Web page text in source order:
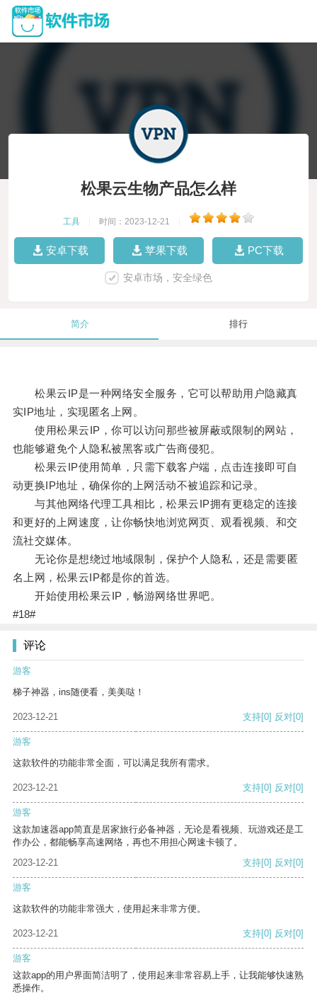
松果云生物产品怎么样
工具 时间：2023-12-21
安卓下载 苹果下载 PC下载
安卓市场，安全绿色
简介 排行
松果云IP是一种网络安全服务，它可以帮助用户隐藏真
实IP地址，实现匿名上网。
使用松果云IP，你可以访问那些被屏蔽或限制的网站，
也能够避免个人隐私被黑客或广告商侵犯。
松果云IP使用简单，只需下载客户端，点击连接即可自
动更换IP地址，确保你的上网活动不被追踪和记录。
与其他网络代理工具相比，松果云IP拥有更稳定的连接
和更好的上网速度，让你畅快地浏览网页、观看视频、和交
流社交媒体。
无论你是想绕过地域限制，保护个人隐私，还是需要匿
名上网，松果云IP都是你的首选。
开始使用松果云IP，畅游网络世界吧。
#18#
评论
游客
梯子神器，ins随便看，美美哒！
2023-12-21 支持[0] 反对[0]
游客
这款软件的功能非常全面，可以满足我所有需求。
2023-12-21 支持[0] 反对[0]
游客
这款加速器app简直是居家旅行必备神器，无论是看视频、玩游戏还是工
作办公，都能畅享高速网络，再也不用担心网速卡顿了。
2023-12-21
支持[0] 反对[0]
游客
这款软件的功能非常强大，使用起来非常方便。
2023-12-21 支持[0] 反对[0]
游客
这款app的用户界面简洁明了，使用起来非常容易上手，让我能够快速熟
悉操作。